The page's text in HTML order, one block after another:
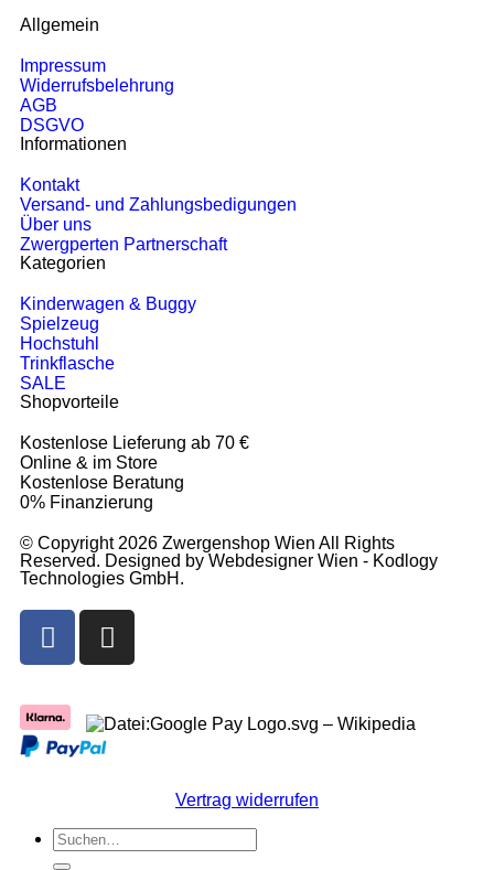
Allgemein
Impressum
Widerrufsbelehrung
AGB
DSGVO
Informationen
Kontakt
Versand- und Zahlungsbedigungen
Über uns
Zwergperten Partnerschaft
Kategorien
Kinderwagen & Buggy
Spielzeug
Hochstuhl
Trinkflasche
SALE
Shopvorteile
Kostenlose Lieferung ab 70 €
Online & im Store
Kostenlose Beratung
0% Finanzierung
© Copyright 2026 Zwergenshop Wien All Rights
Reserved. Designed by Webdesigner Wien - Kodlogy
Technologies GmbH.
Vertrag widerrufen